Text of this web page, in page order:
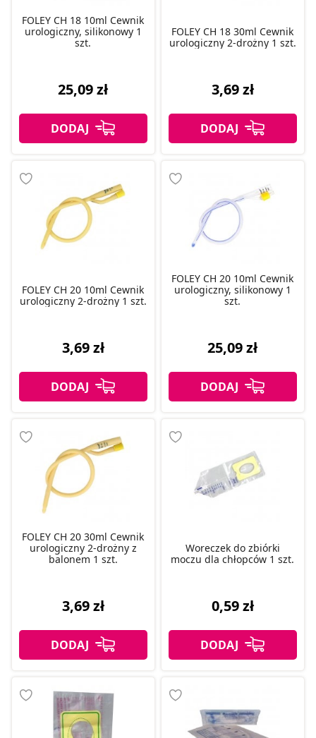
FOLEY CH 18 10ml Cewnik
urologiczny, silikonowy 1
szt.
25,09 zł
FOLEY CH 18 30ml Cewnik
urologiczny 2-drożny 1 szt.
3,69 zł
FOLEY CH 20 10ml Cewnik
urologiczny 2-drożny 1 szt.
3,69 zł
FOLEY CH 20 10ml Cewnik
urologiczny, silikonowy 1
szt.
25,09 zł
FOLEY CH 20 30ml Cewnik
urologiczny 2-drożny z
balonem 1 szt.
3,69 zł
Woreczek do zbiórki
moczu dla chłopców 1 szt.
0,59 zł